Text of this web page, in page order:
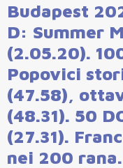
Budapest
D: Summer
(2.05.20).
Popovici
(47.58),
(48.31). 50
(27.31).
nei 200 rana.